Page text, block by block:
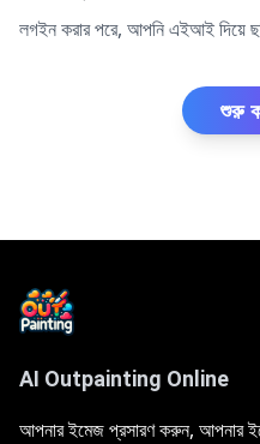
লগইন করার পরে, আপনি এইআই দিয়ে
শুরু
AI Outpainting Online
আপনার ইমেজ প্রসারণ করুন, আপনার